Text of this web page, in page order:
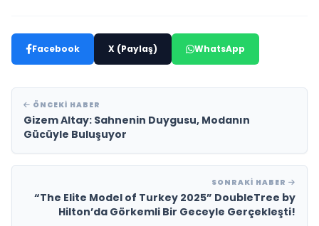
Facebook X (Paylaş) WhatsApp
ÖNCEKI HABER
Gizem Altay: Sahnenin Duygusu, Modanın
Gücüyle Buluşuyor
SONRAKI HABER
“The Elite Model of Turkey 2025” DoubleTree by
Hilton’da Görkemli Bir Geceyle Gerçekleşti!